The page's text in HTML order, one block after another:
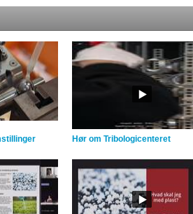
Hør om Tribologicenteret